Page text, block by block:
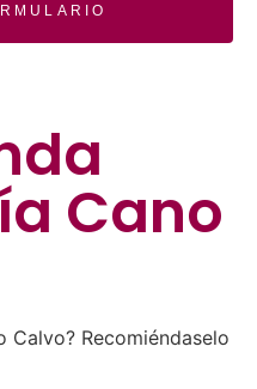
Cano
Calvo? Recomiéndaselo